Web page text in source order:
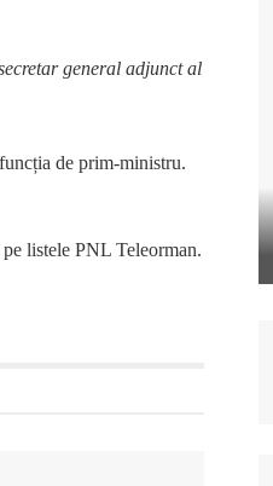
general adjunct al
de prim-ministru.
listele PNL Teleorman.